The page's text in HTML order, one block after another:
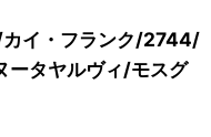
イ・フランク/2744/
タヤルヴィ/モスグ